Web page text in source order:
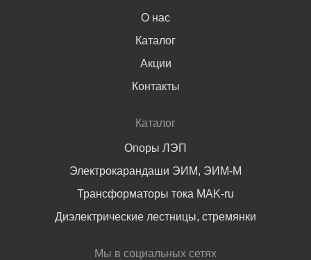
О нас
Каталог
Акции
Контакты
Каталог
Опоры ЛЭП
Электрокарандаши ЭИМ, ЭИМ-М
Трансформаторы тока MAK-ru
Диэлектрические лестницы, стремянки
Мы в социальных сетях